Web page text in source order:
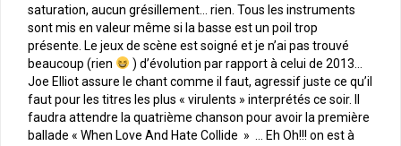
saturation, aucun grésillement… rien. Tous les instruments
sont mis en valeur même si la basse est un poil trop
présente. Le jeux de scène est soigné et je n’ai pas trouvé
beaucoup (rien
) d’évolution par rapport à celui de 2013…
Joe Elliot assure le chant comme il faut, agressif juste ce qu’il
faut pour les titres les plus « virulents » interprétés ce soir. Il
faudra attendre la quatrième chanson pour avoir la première
ballade « When Love And Hate Collide » … Eh Oh!!! on est à